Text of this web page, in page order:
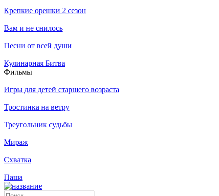
Крепкие орешки 2 сезон
Вам и не снилось
Песни от всей души
Кулинарная Битва
Филь­мы
Игры для детей старшего возраста
Тростинка на ветру
Треугольник судьбы
Мираж
Схватка
Паша